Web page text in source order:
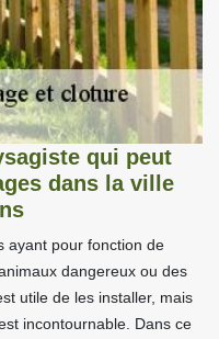
qui peut
dans la ville
ayant pour fonction de
dangereux ou des
utile de les installer, mais
incontournable. Dans ce